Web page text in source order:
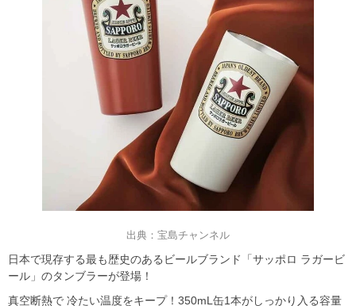
出典：宝島チャンネル
日本で現存する最も歴史のあるビールブランド「サッポロ ラガービ
ール」のタンブラーが登場！
真空断熱で 冷たい温度をキープ！350mL缶1本がしっかり入る容量